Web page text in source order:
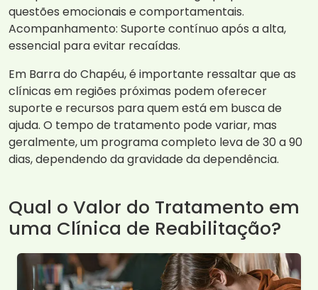
questões emocionais e comportamentais.
Acompanhamento: Suporte contínuo após a alta,
essencial para evitar recaídas.
Em Barra do Chapéu, é importante ressaltar que as
clínicas em regiões próximas podem oferecer
suporte e recursos para quem está em busca de
ajuda. O tempo de tratamento pode variar, mas
geralmente, um programa completo leva de 30 a 90
dias, dependendo da gravidade da dependência.
Qual o Valor do Tratamento em
uma Clínica de Reabilitação?